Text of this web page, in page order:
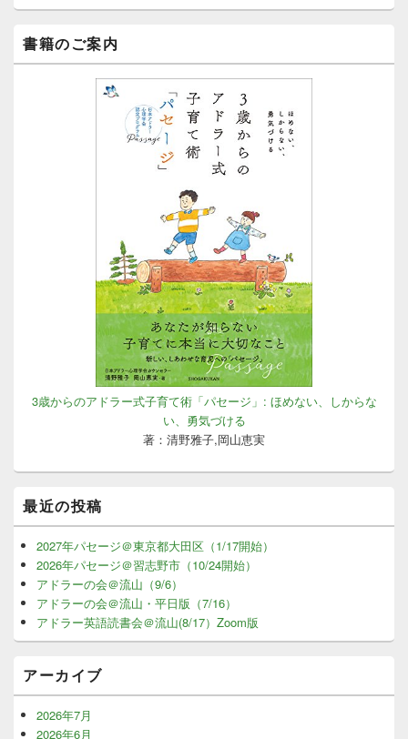
書籍のご案内
3歳からのアドラー式子育て術「パセージ」: ほめない、しからな
い、勇気づける
著：清野雅子,岡山恵実
最近の投稿
2027年パセージ＠東京都大田区（1/17開始）
2026年パセージ＠習志野市（10/24開始）
アドラーの会＠流山（9/6）
アドラーの会＠流山・平日版（7/16）
アドラー英語読書会＠流山(8/17）Zoom版
アーカイブ
2026年7月
2026年6月